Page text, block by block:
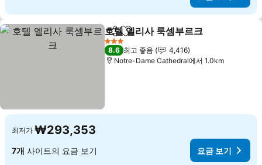
공유 즐겨찾기에 추가
호텔 엘리사 룩셈부르크
3 성급
8.6 최고 좋음
4,416
Notre-Dame Cathedral에서 1.0km
최저가 ₩293,353
7개 사이트의 요금 보기 요금 보기